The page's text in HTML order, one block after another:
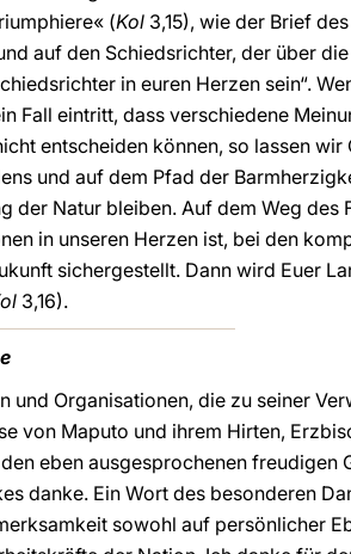
(Kol 3,15), wie der Brief
auf den Schiedsrichter, der über
in euren Herzen sein“.
Fall eintritt, dass verschiedene
entscheiden können, so lassen wir
und auf dem Pfad der
Natur bleiben. Auf dem Weg des
in unseren Herzen ist, bei den
sichergestellt. Dann wird Euer
3,16).
und Organisationen, die zu seiner
von Maputo und ihrem Hirten,
eben ausgesprochenen freudigen
danke. Ein Wort des besonderen
sowohl auf persönlicher